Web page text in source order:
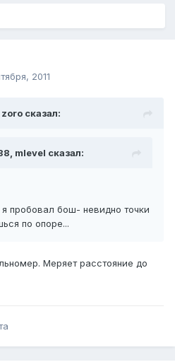
2011
сказал:
mlevel сказал:
пробовал бош- невидно точки
по опоре...
Меряет расстояние до